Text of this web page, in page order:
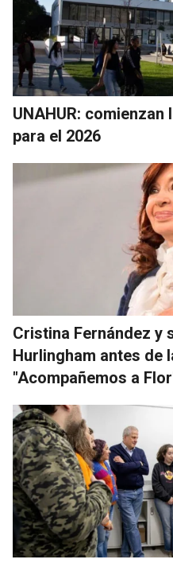
UNAHUR:
para el 2026
Cristina Fernández y
Hurlingham antes de
"Acompañemos a